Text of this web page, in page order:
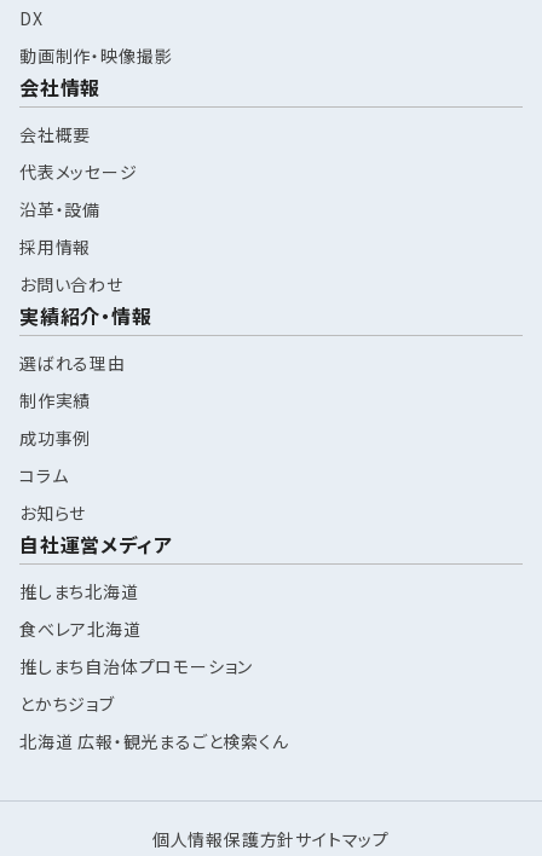
DX
動画制作・映像撮影
会社情報
会社概要
代表メッセージ
沿革・設備
採用情報
お問い合わせ
実績紹介・情報
選ばれる理由
制作実績
成功事例
コラム
お知らせ
自社運営メディア
推しまち北海道
食べレア北海道
推しまち自治体プロモーション
とかちジョブ
北海道 広報・観光まるごと検索くん
個人情報保護方針サイトマップ